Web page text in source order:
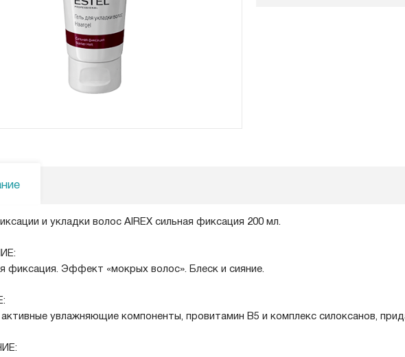
и укладки волос AIREX cильная фиксация 200 мл.
фиксация. Эффект «мокрых волос». Блеск и сияние.
увлажняющие компоненты, провитамин В5 и комплекс силоксанов,